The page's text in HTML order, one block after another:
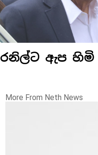
රනිල්ට ඇප
More From Neth News